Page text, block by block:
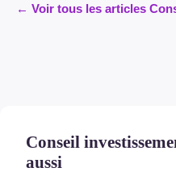
← Voir tous les articles
Conseil
aussi